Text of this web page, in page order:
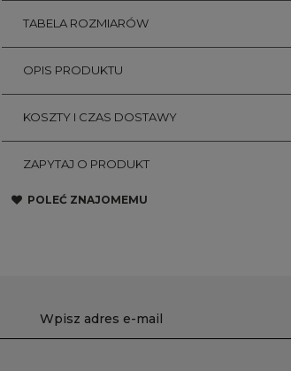
TABELA ROZMIARÓW
OPIS PRODUKTU
KOSZTY I CZAS DOSTAWY
ZAPYTAJ O PRODUKT
POLEĆ ZNAJOMEMU